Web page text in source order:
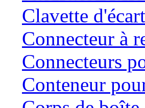
Clavette
Connecteur à
Connecteurs
Conteneur